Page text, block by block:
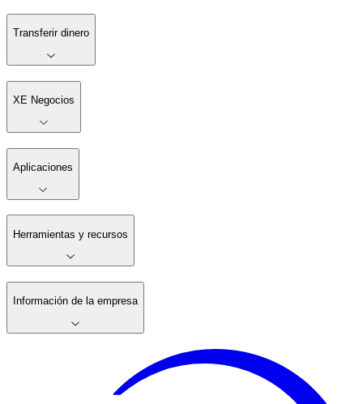
Transferir dinero
XE Negocios
Aplicaciones
Herramientas y recursos
Información de la empresa